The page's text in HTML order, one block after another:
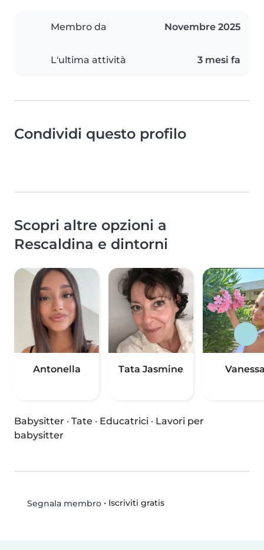
Membro da Novembre 2025
L'ultima attività 3 mesi fa
Condividi questo profilo
Scopri altre opzioni a
Rescaldina e dintorni
Antonella Tata Jasmine
Babysitter · Tate · Educatrici · Lavori per
babysitter
Segnala membro• Iscriviti gratis